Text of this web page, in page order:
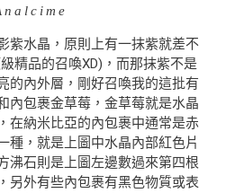
紫水晶，原則上有一抹紫就差不
精品的召喚XD)，而那抹紫不是
的內外層，剛好召喚我的這批有
內包裹金草莓，金草莓就是水晶
在納米比亞的內包裹中通常是赤
種，就是上圖中水晶內部紅色片
沸石則是上圖左邊數過來第四根
另外有些內包裹有黑色物質或表